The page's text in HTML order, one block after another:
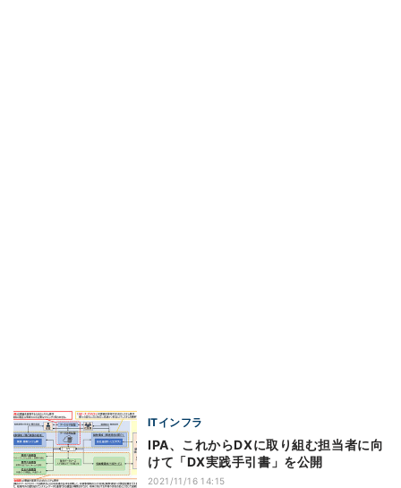
ITインフラ
IPA、これからDXに取り組む担当者に向
けて「DX実践手引書」を公開
2021/11/16 14:15